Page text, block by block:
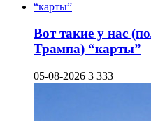
Вот такие у нас
Трампа) “карты”
05-08-2026 3 333